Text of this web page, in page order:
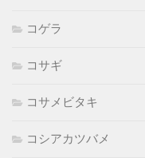
コゲラ
コサギ
コサメビタキ
コシアカツバメ